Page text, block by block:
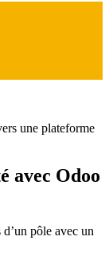
une plateforme
avec Odoo
pôle avec un